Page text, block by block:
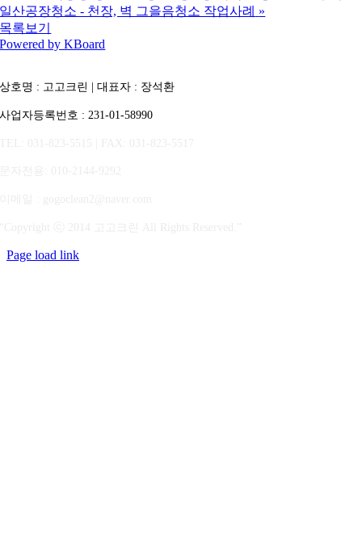
일산공장청소 - 천장, 벽 그을음청소 작업사례 »
목록보기
Powered by KBoard
상호명 : 고고크린 | 대표자 : 장석환
사업자등록번호 : 231-01-58990
Page load link